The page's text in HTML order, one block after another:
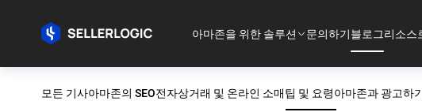
아마존을 위한 솔루션 문의하기블로그리소스
모든 기사아마존의 SEO전자상거래 및 온라인 소매팁 및 요령아마존과 광고하